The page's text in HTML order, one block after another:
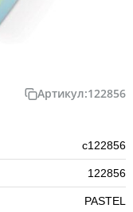
Артикул:122856
с122856
122856
PASTEL